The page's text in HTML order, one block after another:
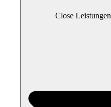
Close Leistungen